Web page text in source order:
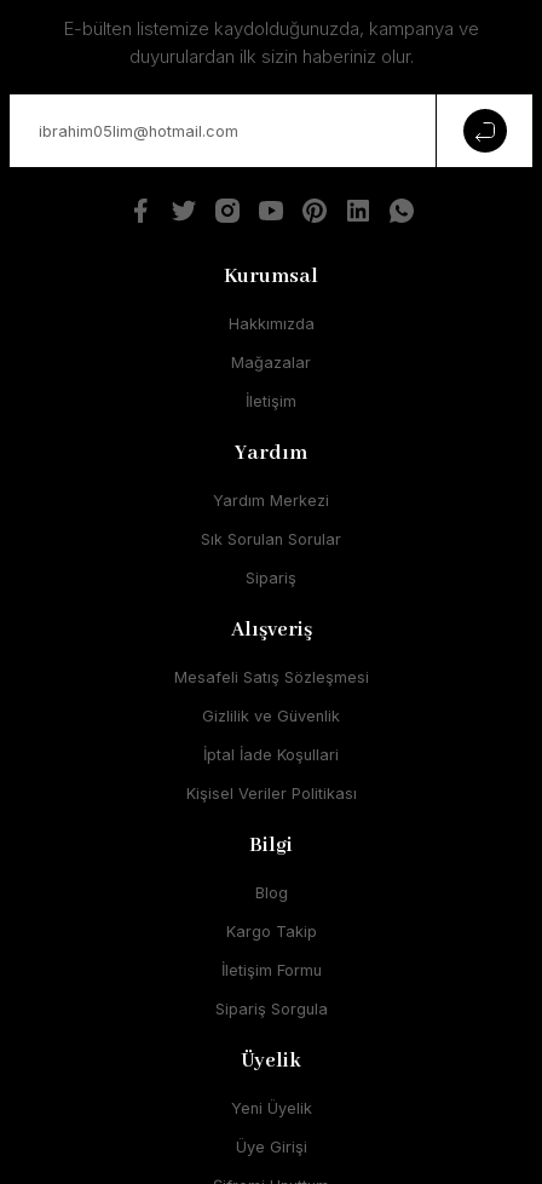
E-bülten listemize kaydolduğunuzda, kampanya ve
duyurulardan ilk sizin haberiniz olur.
Kurumsal
Hakkımızda
Mağazalar
İletişim
Yardım
Yardım Merkezi
Sık Sorulan Sorular
Sipariş
Alışveriş
Mesafeli Satış Sözleşmesi
Gizlilik ve Güvenlik
İptal İade Koşullari
Kişisel Veriler Politikası
Bilgi
Blog
Kargo Takip
İletişim Formu
Sipariş Sorgula
Üyelik
Yeni Üyelik
Üye Girişi